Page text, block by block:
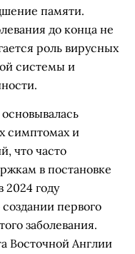
памяти.
до конца не
роль вирусных
системы и
симптомах и
что часто
в постановке
2024 году
первого
заболевания.
Восточной Англии